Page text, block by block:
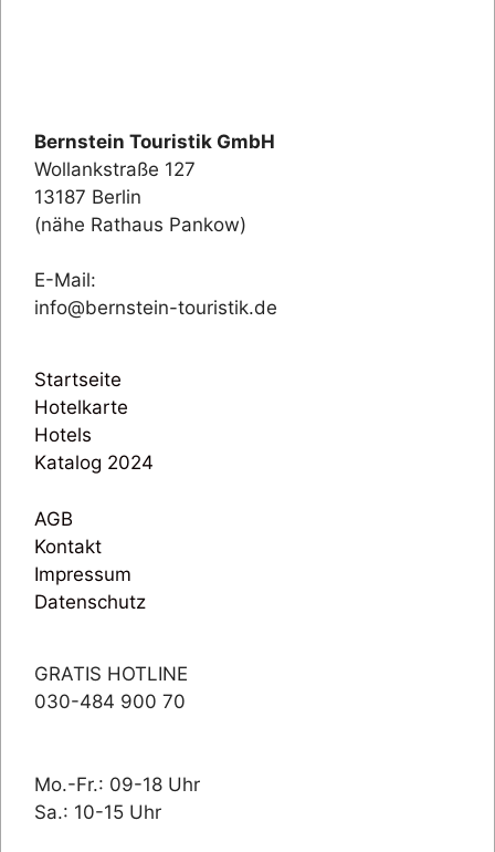
Bernstein Touristik GmbH
Wollankstraße 127
13187 Berlin
(nähe Rathaus Pankow)
E-Mail:
info@bernstein-touristik.de
Startseite
Hotelkarte
Hotels
Katalog 2024
AGB
Kontakt
Impressum
Datenschutz
GRATIS HOTLINE
030-484 900 70
Mo.-Fr.: 09-18 Uhr
Sa.: 10-15 Uhr